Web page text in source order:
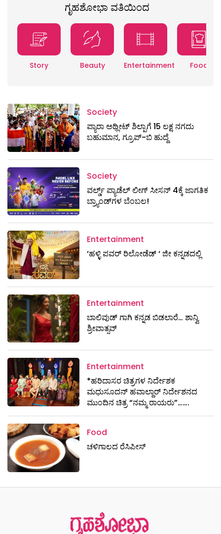
ಗೃಹಶೋಭಾ ವತಿಯಿಂದ
Story Beauty Entertainment Food
Society
ಪ್ಯಾರಾ ಅಥ್ಲೀಟ್ ಶಿಲ್ಪಾಗೆ 15 ಲಕ್ಷ ನಗದು
ಬಹುಮಾನ, ಗ್ರೂಪ್-ಬಿ ಹುದ್ದೆ
Society
ವರ್ಲ್ಡ್ ಪ್ಯಾಡೆಲ್ ಲೀಗ್ ಸೀಸನ್ 4ಕ್ಕೆ ಜಾಗತಿಕ
ಬ್ರ್ಯಾಂಡ್‌ಗಳ ಬೆಂಬಲ!
Entertainment
‘ಹಳ್ಳಿ ಪವರ್ ರಿಲೋಡೆಡ್ ‘ ಜೀ ಕನ್ನಡದಲ್ಲಿ
Entertainment
ಬಾಲಿವುಡ್ ಗಾಗಿ ಕನ್ನಡ ಬಿಡಲಾರೆ… ಶಾನ್ವಿ
ಶ್ರೀವಾತ್ಸವ್
Entertainment
*ಹರಿದಾಸರ ಚಿತ್ರಗಳ ನಿರ್ದೇಶಕ
ಮಧುಸೂದನ್ ಹವಾಲ್ದಾರ್ ನಿರ್ದೇಶನದ
ಮುಂದಿನ ಚಿತ್ರ “ನಮ್ಮ ರಾಯರು”…….
Food
ಚಳಿಗಾಲದ ರೆಸಿಪೀಸ್